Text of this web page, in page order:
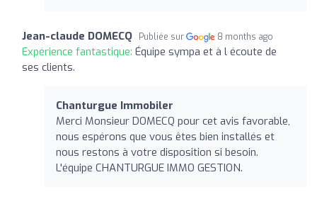
Jean-claude DOMECQ Publiée sur 8 months ago
Expérience fantastique: Équipe sympa et à l écoute de
ses clients.
Chanturgue Immobiler
Merci Monsieur DOMECQ pour cet avis favorable,
nous espérons que vous êtes bien installés et
nous restons à votre disposition si besoin.
L'équipe CHANTURGUE IMMO GESTION.